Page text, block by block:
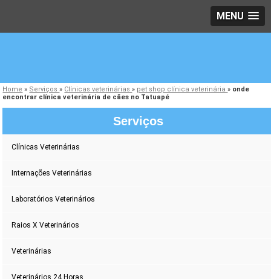
MENU
Home » Serviços» Clínicas veterinárias» pet shop clínica veterinária» onde
encontrar clínica veterinária de cães no Tatuapé
Serviços
Clínicas Veterinárias
Internações Veterinárias
Laboratórios Veterinários
Raios X Veterinários
Veterinárias